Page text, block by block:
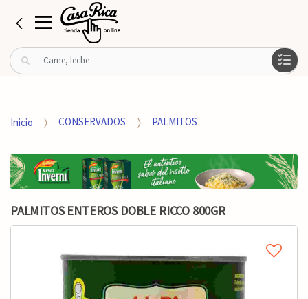
B
u
r
o
r
:
Inicio CONSERVADOS PALMITOS
PALMITOS ENTEROS DOBLE RICCO 800GR